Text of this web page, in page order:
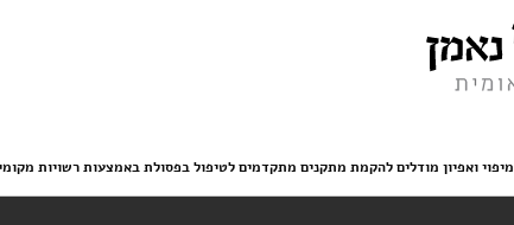
מיפוי ואפיון מודלים להקמת מתקנים מתקדמים לטיפול בפסולת באמצעות רשויות